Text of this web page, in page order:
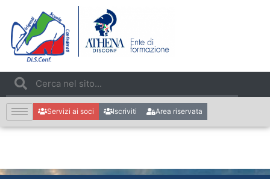
Servizi ai soci Iscriviti Area riservata